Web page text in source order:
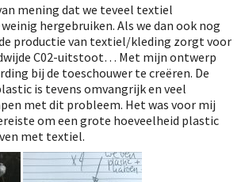
mening dat we teveel textiel
hergebruiken. Als we dan ook nog
productie van textiel/kleding zorgt voor
C02-uitstoot… Met mijn ontwerp
bij de toeschouwer te creëren. De
is tevens omvangrijk en veel
met dit probleem. Het was voor mij
om een grote hoeveelheid plastic
met textiel.